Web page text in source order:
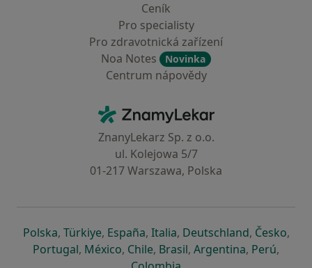
Ceník
Pro specialisty
Pro zdravotnická zařízení
Noa Notes
Novinka
Centrum nápovědy
ZnamyLekar - Hlavní stránka
ZnanyLekarz Sp. z o.o.
ul. Kolejowa 5/7
01-217 Warszawa, Polska
Polskase otevře v nové záložce
, Türkiyese otevře v nové záložce
, Españase otevře v nové záložce
, Italiase otevře v nové záložce
, Deutschlandse otevře v
, Českose
,
Portugalse otevře v nové záložce
, Méxicose otevře v nové záložce
, Chilese otevře v nové záložce
, Brasilse otevře v nové
, Argentinase otevře v
, Perúse
,